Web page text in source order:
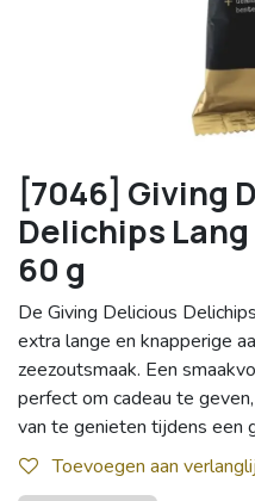
[7046] Giving
Delichips
60 g
De Giving Delicious
extra lange en knapperige
zeezoutsmaak. Een
perfect om cadeau te
van te genieten tijdens een
Toevoegen aan